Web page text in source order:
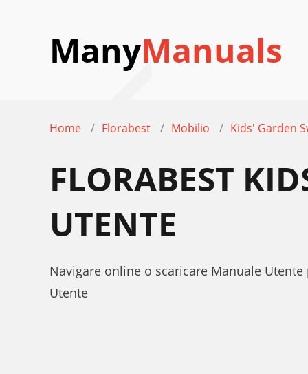
ManyManuals
Home Florabest Mobilio Kids' Garden
FLORABEST
UTENTE
Navigare online o scaricare Manuale
Utente